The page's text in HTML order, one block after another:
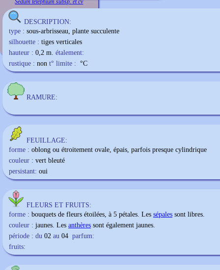
Sedum telephium subsp. et cv
DESCRIPTION:
type : sous-arbrisseau, plante succulente
silhouette : tiges verticales
hauteur : 0,2 m. étalement:
rustique : non t° limite : °C
RAMURE:
FEUILLAGE:
forme : oblong ou étroitement ovale, épais, parfois presque cylindrique
couleur : vert bleuté
persistant: oui
FLEURS ET FRUITS:
forme : bouquets de fleurs étoilées, à 5 pétales. Les sépales sont libres.
couleur : jaunes. Les anthères sont également jaunes.
période : du 02 au 04 parfum:
fruits: